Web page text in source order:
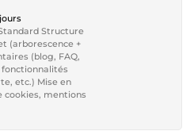
Structure
(arborescence +
(blog, FAQ,
etc.) Mise en
cookies, mentions